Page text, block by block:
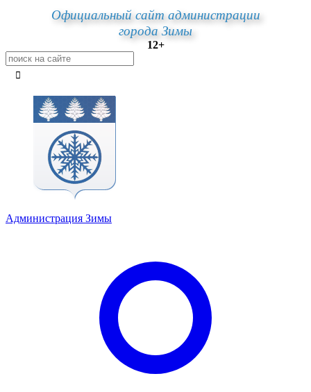
Официальный сайт администрации
города Зимы
12+
Администрация Зимы